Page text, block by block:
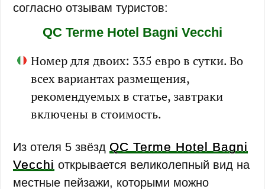
согласно отзывам туристов:
QC Terme Hotel Bagni Vecchi
Номер для двоих: 335 евро в сутки. Во
всех вариантах размещения,
рекомендуемых в статье, завтраки
включены в стоимость.
Из отеля 5 звёзд QC Terme Hotel Bagni
Vecchi открывается великолепный вид на
местные пейзажи, которыми можно